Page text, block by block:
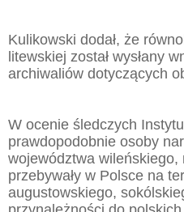
Kulikowski dodał, że
litewskiej został wysłany
archiwaliów dotyczących
W ocenie śledczych
prawdopodobnie osoby
województwa
przebywały w Polsce na
augustowskiego,